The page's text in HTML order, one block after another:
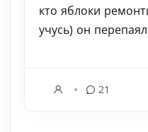
кто яблоки
учусь) он
21